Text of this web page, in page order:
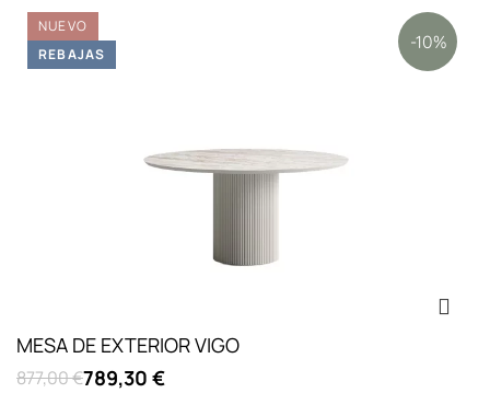
MESA DE EXTERIOR VIGO
877,00 €789,30 €
NUEVO
-10%
REBAJAS